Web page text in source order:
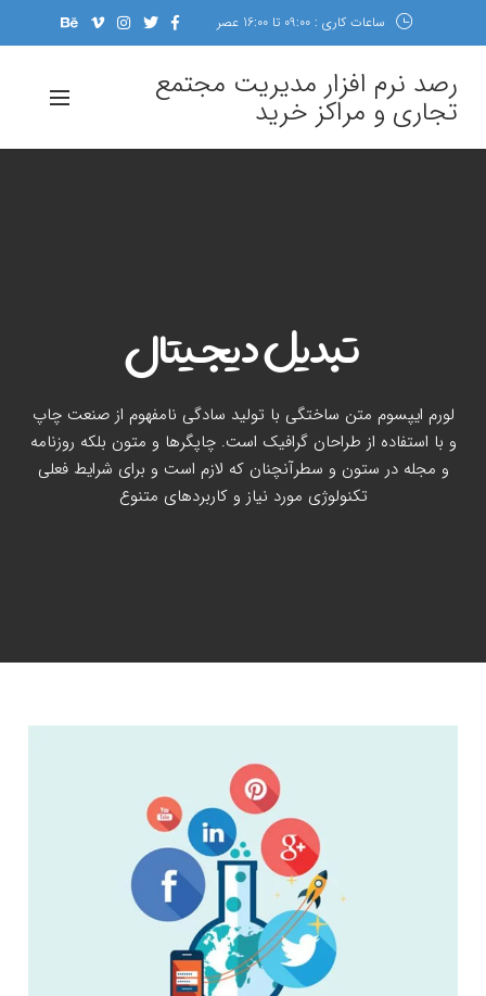
ساعات کاری : 09:00 تا 16:00 عصر
رصد نرم افزار مدیریت مجتمع
تجاری و مراکز خرید
تبدیل دیجیتال
لورم ایپسوم متن ساختگی با تولید سادگی نامفهوم از صنعت چاپ
و با استفاده از طراحان گرافیک است. چاپگرها و متون بلکه روزنامه
و مجله در ستون و سطرآنچنان که لازم است و برای شرایط فعلی
تکنولوژی مورد نیاز و کاربردهای متنوع